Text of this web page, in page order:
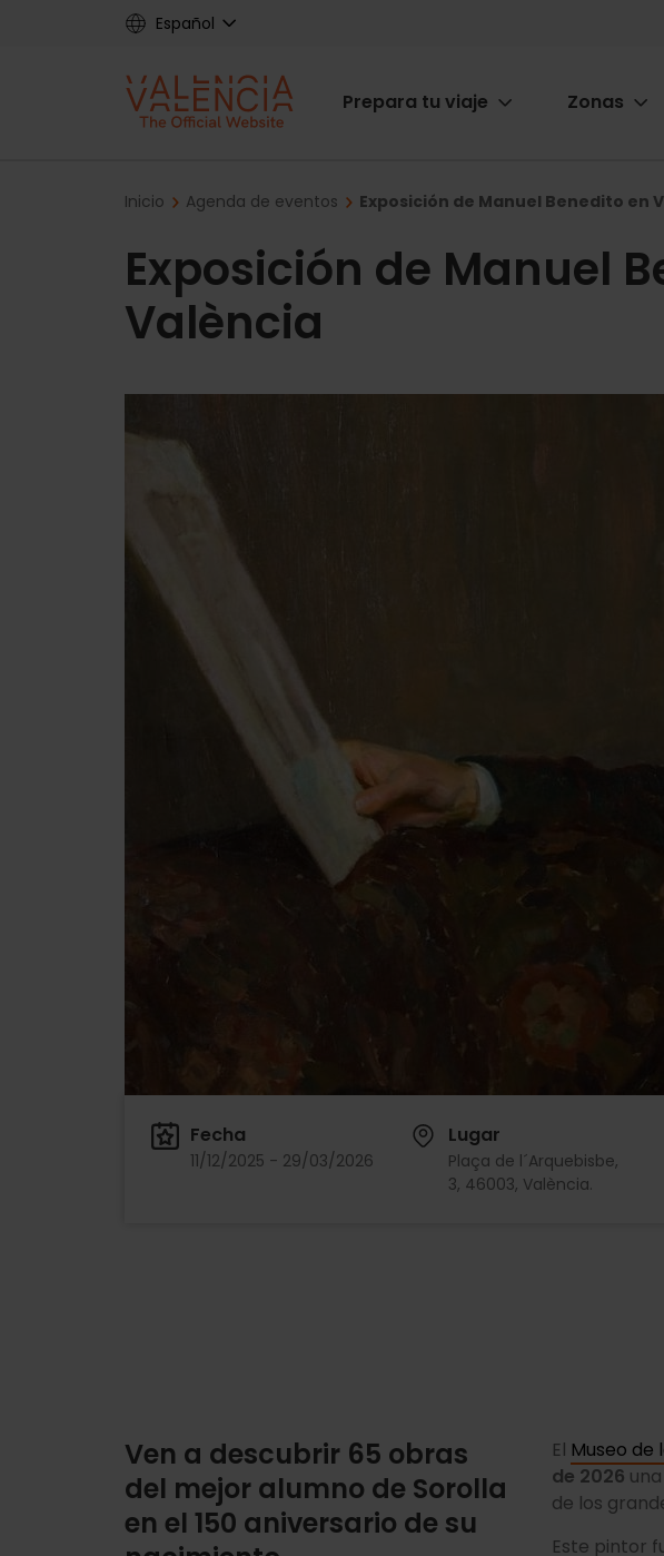
Español
Main
Prepara tu viaje Zonas
Breadcrumb
Inicio Agenda de eventos Exposición de Manuel Benedito en
Exposición de Manuel
València
Fecha
11/12/2025 - 29/03/2026
Lugar
Plaça de l´Arquebisbe,
3, 46003, València.
Ven a descubrir 65 obras
del mejor alumno de Sorolla
en el 150 aniversario de su
El Museo de
de 2026
de los
Este pintor